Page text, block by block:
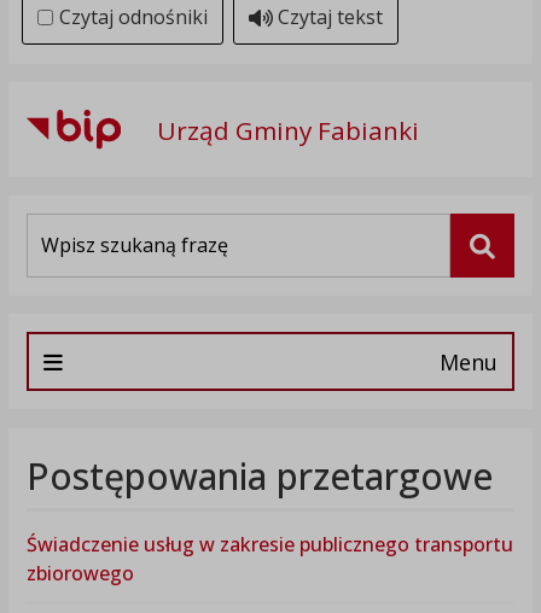
Czytaj odnośniki Czytaj tekst
Urząd Gminy Fabianki
Menu
Postępowania przetargowe
Świadczenie usług w zakresie publicznego transportu
zbiorowego